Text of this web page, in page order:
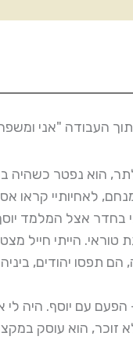
העבודה "אני
בן 85, לסבתא שלי קראו
לאחיותיי קראו
בחדר אצל המלמד
הייתי חייל
לצ'כיה, הם תפסו
עם יוסף. היה
זוכר, הוא עוסק